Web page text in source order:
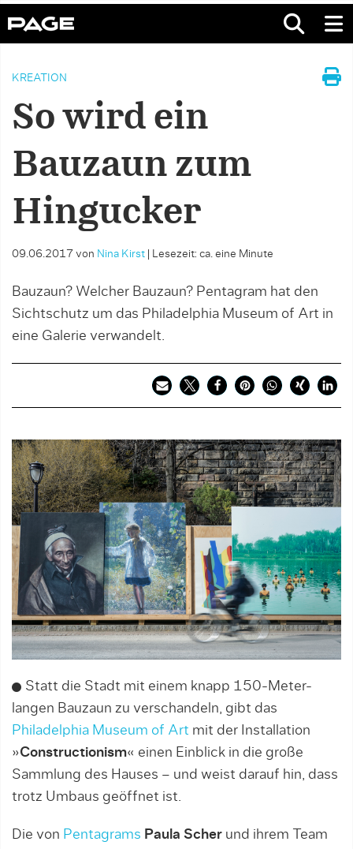
KREATION
So wird ein
Bauzaun zum
Hingucker
09.06.2017 von Nina Kirst Lesezeit: ca. eine Minute
Bauzaun? Welcher Bauzaun? Pentagram hat den
Sichtschutz um das Philadelphia Museum of Art in
eine Galerie verwandelt.
Statt die Stadt mit einem knapp 150-Meter-
langen Bauzaun zu verschandeln, gibt das
Philadelphia Museum of Art mit der Installation
»Constructionism« einen Einblick in die große
Sammlung des Hauses – und weist darauf hin, dass
trotz Umbaus geöffnet ist.
Die von Pentagrams Paula Scher und ihrem Team